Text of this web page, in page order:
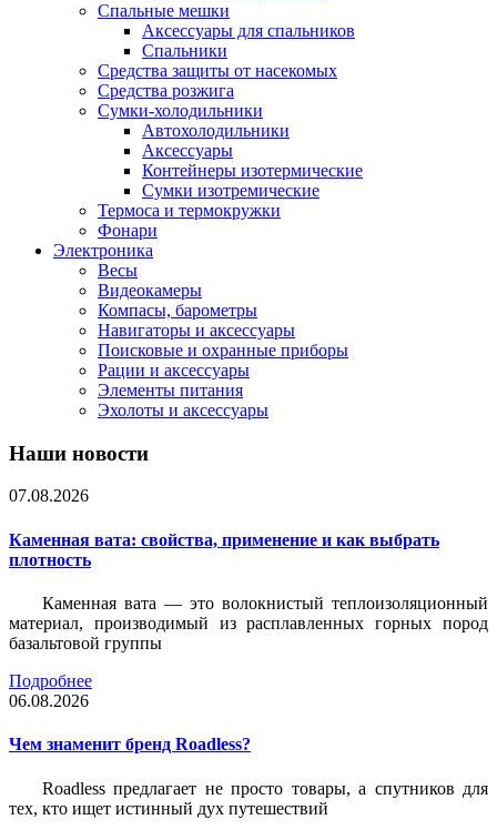
Спальные мешки
Аксессуары для спальников
Спальники
Средства защиты от насекомых
Средства розжига
Сумки-холодильники
Автохолодильники
Аксессуары
Контейнеры изотермические
Сумки изотремические
Термоса и термокружки
Фонари
Электроника
Весы
Видеокамеры
Компасы, барометры
Навигаторы и аксессуары
Поисковые и охранные приборы
Рации и аксессуары
Элементы питания
Эхолоты и аксессуары
Наши новости
07.08.2026
Каменная вата: свойства, применение и как выбрать
плотность
Каменная вата — это волокнистый теплоизоляционный
материал, производимый из расплавленных горных пород
базальтовой группы
Подробнее
06.08.2026
Чем знаменит бренд Roadless?
Roadless предлагает не просто товары, а спутников для
тех, кто ищет истинный дух путешествий